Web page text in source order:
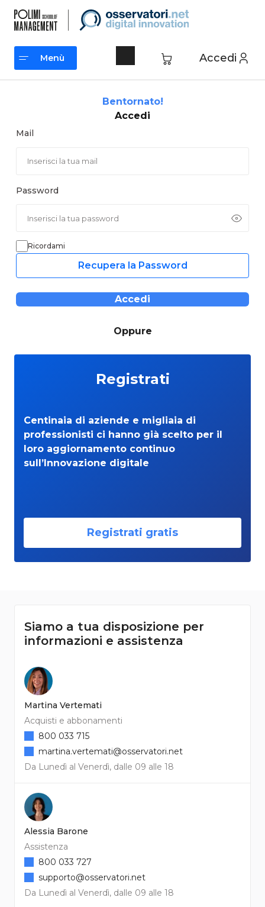
contenuto
Accedi
Menù
Bentornato!
Accedi
Mail
Password
Ricordami
Recupera la Password
Accedi
Oppure
Registrati
Centinaia di aziende e migliaia di
professionisti ci hanno già scelto per il
loro aggiornamento continuo
sull’Innovazione digitale
Registrati gratis
Siamo a tua disposizione per
informazioni e assistenza
Martina Vertemati
Acquisti e abbonamenti
Da Lunedì al Venerdì, dalle 09 alle 18
800 033 715
martina.vertemati@osservatori.net
Alessia Barone
Assistenza
Da Lunedì al Venerdì, dalle 09 alle 18
800 033 727
supporto@osservatori.net